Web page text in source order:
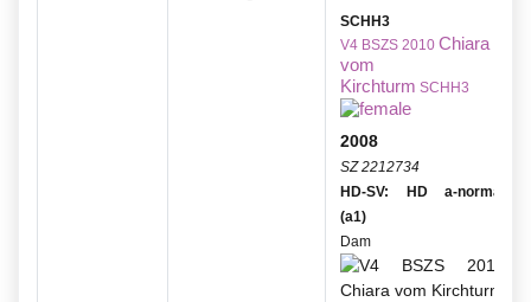
SCHH3
V4 BSZS 2010 Chiara
vom
Kirchturm SCHH3
2008
SZ 2212734
HD-SV: HD a-normal
(a1)
Dam